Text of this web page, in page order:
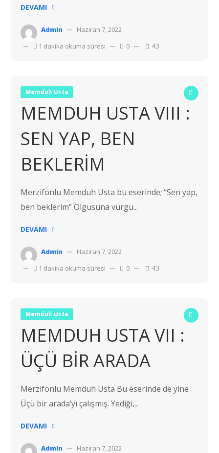
DEVAMI
Admin
Haziran 7, 2022
1 dakika okuma süresi
0 43
Memduh Usta
MEMDUH USTA VIII :
SEN YAP, BEN
BEKLERİM
Merzifonlu Memduh Usta bu eserinde; “Sen yap,
ben beklerim” Olgusuna vurgu...
DEVAMI
Admin
Haziran 7, 2022
1 dakika okuma süresi
0 43
Memduh Usta
MEMDUH USTA VII :
ÜÇÜ BİR ARADA
Merzifonlu Memduh Usta Bu eserinde de yine
Üçü bir arada’yı çalışmış. Yediği,...
DEVAMI
Admin
Haziran 7, 2022